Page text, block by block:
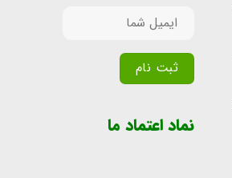
نماد اعتماد ما